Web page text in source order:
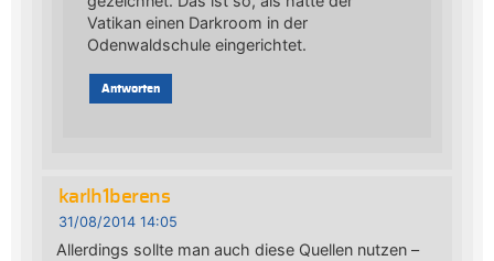
Vatikan einen Darkroom in der
Odenwaldschule eingerichtet.
Antworten
karlh1berens
31/08/2014 14:05
Allerdings sollte man auch diese Quellen nutzen –